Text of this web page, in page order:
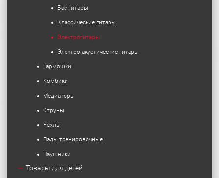
Бас-гитары
Классические гитары
Электрогитары
Электро-акустические гитары
Гармошки
Комбики
Медиаторы
Струны
Чехлы
Пэды тренировочные
Наушники
Товары для детей